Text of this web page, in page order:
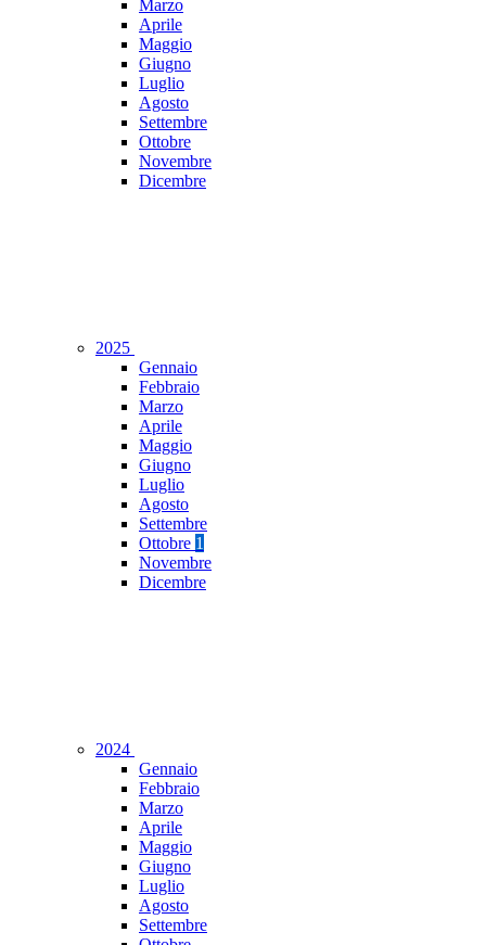
Marzo
Aprile
Maggio
Giugno
Luglio
Agosto
Settembre
Ottobre
Novembre
Dicembre
2025
Gennaio
Febbraio
Marzo
Aprile
Maggio
Giugno
Luglio
Agosto
Settembre
Ottobre 1
Novembre
Dicembre
2024
Gennaio
Febbraio
Marzo
Aprile
Maggio
Giugno
Luglio
Agosto
Settembre